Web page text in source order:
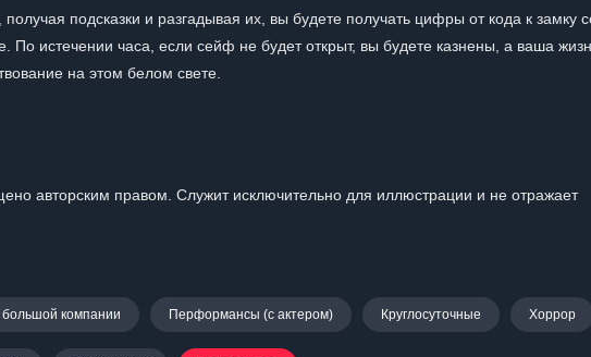
подсказки и разгадывая их, вы будете получать цифры от кода к замку
По истечении часа, если сейф не будет открыт, вы будете казнены, а ваша
на этом белом свете.
авторским правом. Служит исключительно для иллюстрации и не отражает
компании Перформансы (с актером) Круглосуточные Хоррор